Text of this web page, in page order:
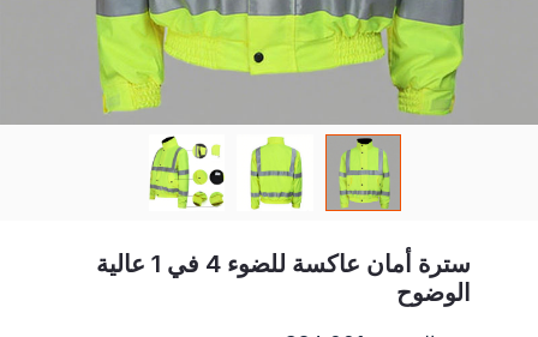
منتج جديد
فهرس
سترة أمان عاكسة للضوء 4 في 1 عالية
الوضوح